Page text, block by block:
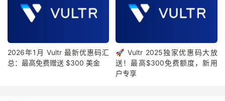
2026年1月 Vultr 最新优惠码汇
总：最高免费赠送 $300 美金
🚀 Vultr 2025独家优惠码大放
送！最高$300免费额度，新用
户专享